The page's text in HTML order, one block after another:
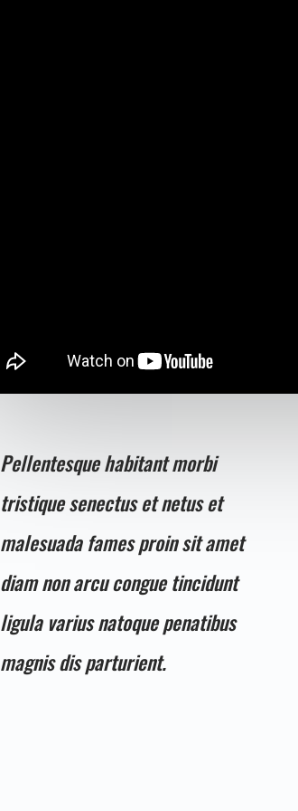
Pellentesque habitant morbi
tristique senectus et netus et
malesuada fames proin sit amet
diam non arcu congue tincidunt
ligula varius natoque penatibus
magnis dis parturient.